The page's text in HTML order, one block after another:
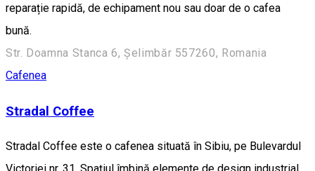
reparație rapidă, de echipament nou sau doar de o cafea
bună.
Str. Doamna Stanca 6, Șelimbăr 557260, Romania
Cafenea
Stradal Coffee
Stradal Coffee este o cafenea situată în Sibiu, pe Bulevardul